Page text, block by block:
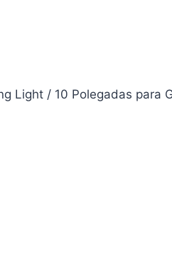
Light / 10 Polegadas para